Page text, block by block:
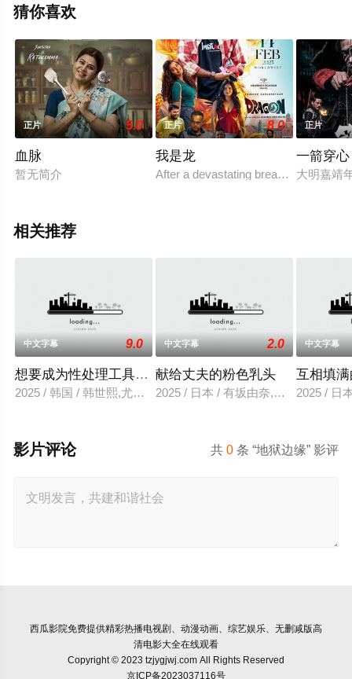
息可移步至豆瓣电影、电视猫或剧情网等平台了解。
猜你喜欢
正片 5.0
血脉
暂无简介
正片 8.0
我是龙
After a devastating breakup, troubled
正片
一箭穿心
大明嘉靖
相关推荐
中文字幕 9.0
想要成为性处理工具的妹妹
2025 / 韩国 / 韩世熙,尤里,智熙,尚宇,尚斗,民秀
中文字幕 2.0
献给丈夫的粉色乳头
2025 / 日本 / 有坂由奈,高宫惠子,田
中文字幕
互相填
2025 / 日
共0 条 “地狱边缘” 影评
影片评论
西瓜影院免费提供精彩热播电视剧、动漫动画、综艺娱乐、无删减版高
清电影大全在线观看
Copyright © 2023 tzjygjwj.com All Rights Reserved
京ICP备2023037116号